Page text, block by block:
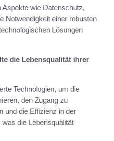
wie Datenschutz,
Notwendigkeit einer robusten
Lösungen
die Lebensqualität ihrer
Technologien, um die
den Zugang zu
und die Effizienz in der
die Lebensqualität